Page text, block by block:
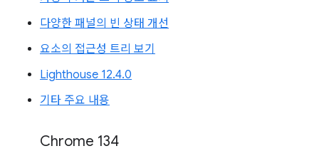
다양한 패널의 빈 상태 개선
요소의 접근성 트리 보기
Lighthouse 12.4.0
기타 주요 내용
Chrome 134